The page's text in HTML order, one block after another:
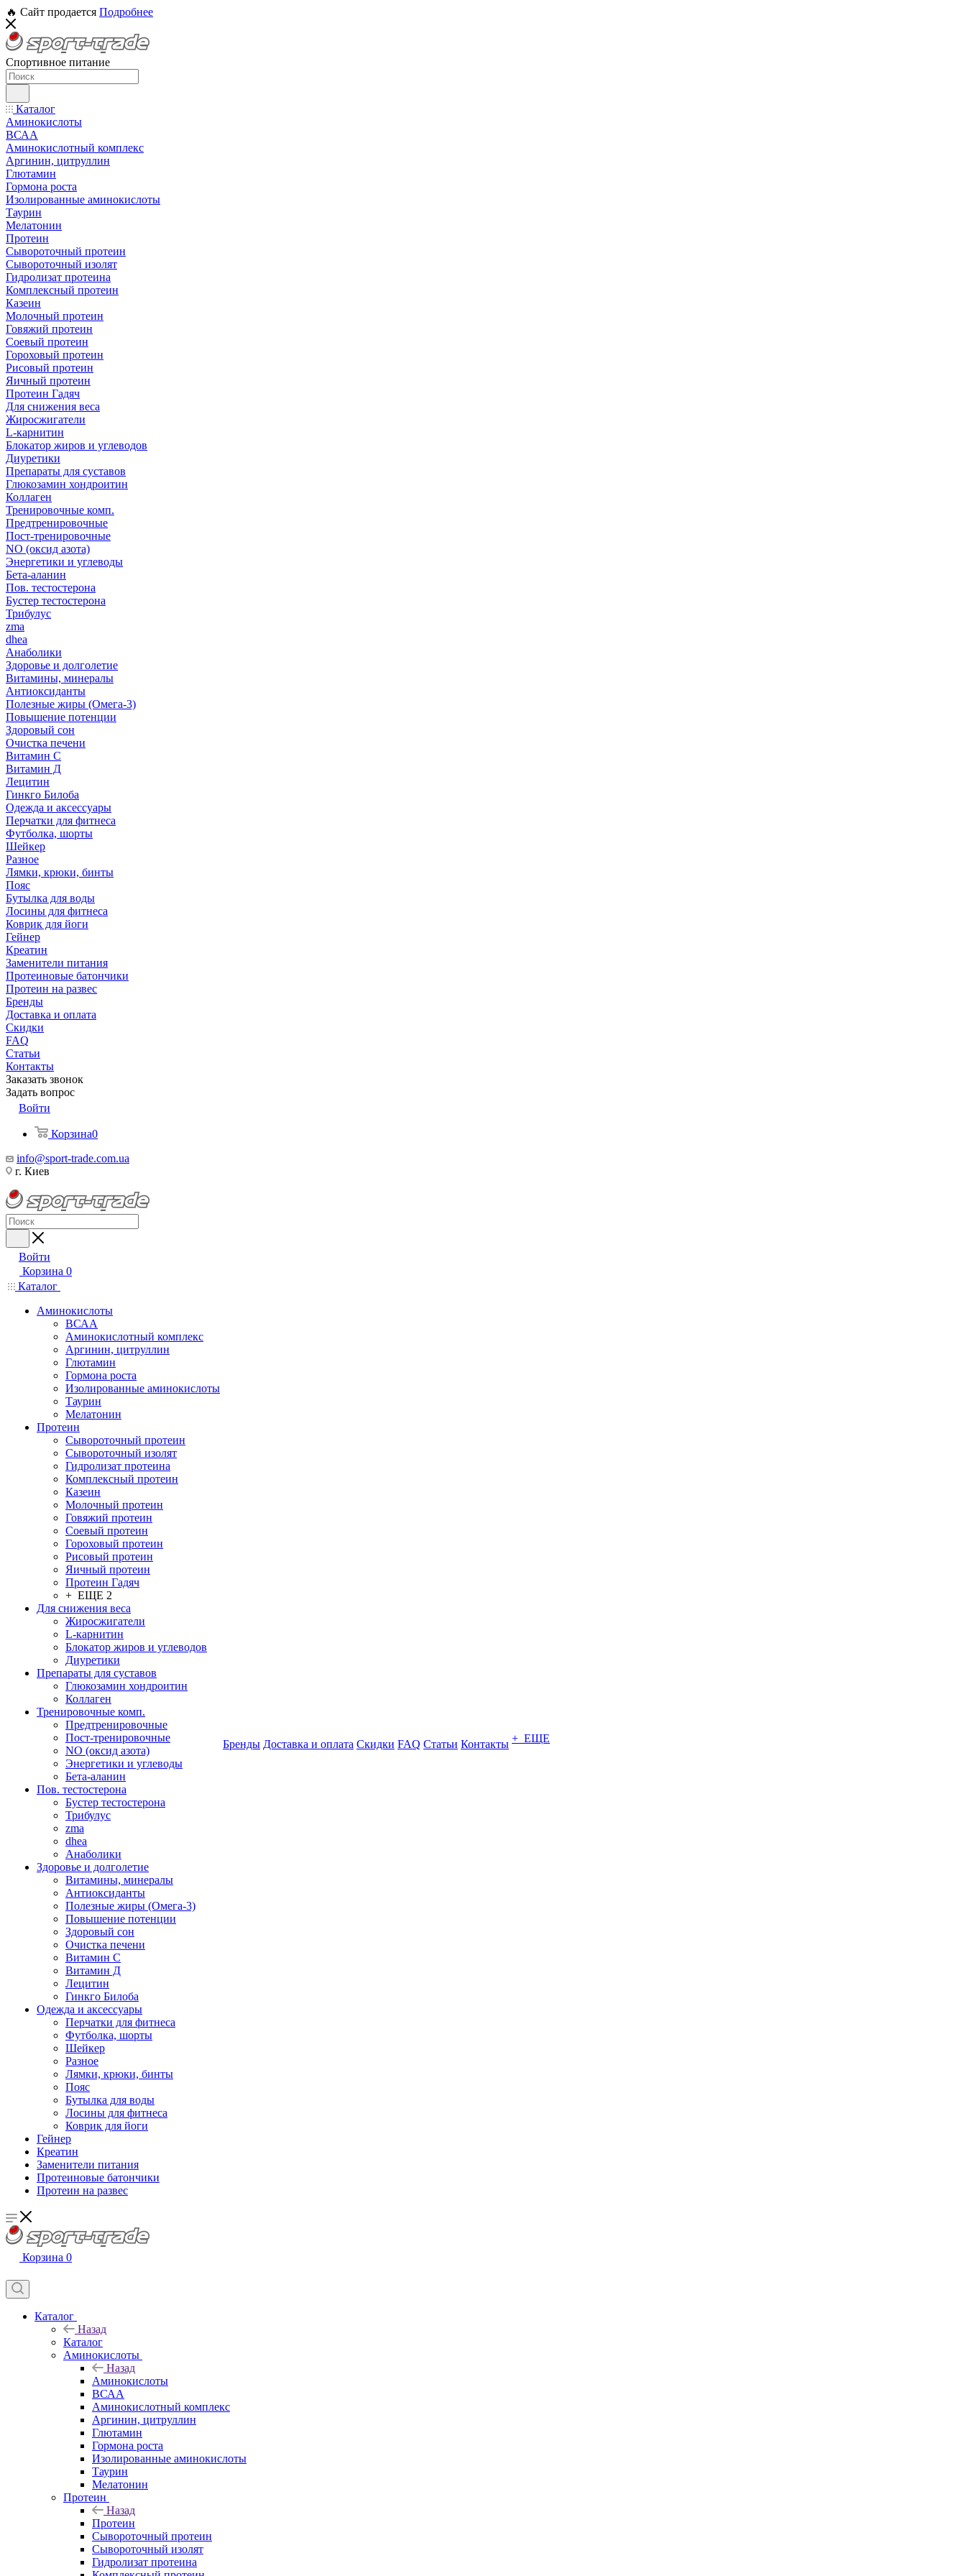
🔥 Сайт продается Подробнее
Спортивное питание
Каталог
Аминокислоты
ВСАА
Аминокислотный комплекс
Аргинин, цитруллин
Глютамин
Гормона роста
Изолированные аминокислоты
Таурин
Мелатонин
Протеин
Сывороточный протеин
Сывороточный изолят
Гидролизат протеина
Комплексный протеин
Казеин
Молочный протеин
Говяжий протеин
Соевый протеин
Гороховый протеин
Рисовый протеин
Яичный протеин
Протеин Гадяч
Для снижения веса
Жиросжигатели
L-карнитин
Блокатор жиров и углеводов
Диуретики
Препараты для суставов
Глюкозамин хондроитин
Коллаген
Тренировочные комп.
Предтренировочные
Пост-тренировочные
NO (оксид азота)
Энергетики и углеводы
Бета-аланин
Пов. тестостерона
Бустер тестостерона
Трибулус
zma
dhea
Анаболики
Здоровье и долголетие
Витамины, минералы
Антиоксиданты
Полезные жиры (Омега-3)
Повышение потенции
Здоровый сон
Очистка печени
Витамин С
Витамин Д
Лецитин
Гинкго Билоба
Одежда и аксессуары
Перчатки для фитнеса
Футболка, шорты
Шейкер
Разное
Лямки, крюки, бинты
Пояс
Бутылка для воды
Лосины для фитнеса
Коврик для йоги
Гейнер
Креатин
Заменители питания
Протеиновые батончики
Протеин на развес
Бренды
Доставка и оплата
Скидки
FAQ
Статьи
Контакты
Заказать звонок
Задать вопрос
Войти
Корзина0
info@sport-trade.com.ua
г. Киев
Войти
Корзина 0
Каталог
Аминокислоты
ВСАА
Аминокислотный комплекс
Аргинин, цитруллин
Глютамин
Гормона роста
Изолированные аминокислоты
Таурин
Мелатонин
Протеин
Сывороточный протеин
Сывороточный изолят
Гидролизат протеина
Комплексный протеин
Казеин
Молочный протеин
Говяжий протеин
Соевый протеин
Гороховый протеин
Рисовый протеин
Яичный протеин
Протеин Гадяч
+ ЕЩЕ 2
Для снижения веса
Жиросжигатели
L-карнитин
Блокатор жиров и углеводов
Диуретики
Препараты для суставов
Глюкозамин хондроитин
Коллаген
Тренировочные комп.
Предтренировочные
Пост-тренировочные
NO (оксид азота)
Энергетики и углеводы
Бета-аланин
Пов. тестостерона
Бустер тестостерона
Трибулус
zma
dhea
Анаболики
Здоровье и долголетие
Витамины, минералы
Антиоксиданты
Полезные жиры (Омега-3)
Повышение потенции
Здоровый сон
Очистка печени
Витамин С
Витамин Д
Лецитин
Гинкго Билоба
Одежда и аксессуары
Перчатки для фитнеса
Футболка, шорты
Шейкер
Разное
Лямки, крюки, бинты
Пояс
Бутылка для воды
Лосины для фитнеса
Коврик для йоги
Гейнер
Креатин
Заменители питания
Протеиновые батончики
Протеин на развес
Бренды Доставка и оплата Скидки FAQ Статьи Контакты + ЕЩЕ
Корзина 0
Каталог
Назад
Каталог
Аминокислоты
Назад
Аминокислоты
ВСАА
Аминокислотный комплекс
Аргинин, цитруллин
Глютамин
Гормона роста
Изолированные аминокислоты
Таурин
Мелатонин
Протеин
Назад
Протеин
Сывороточный протеин
Сывороточный изолят
Гидролизат протеина